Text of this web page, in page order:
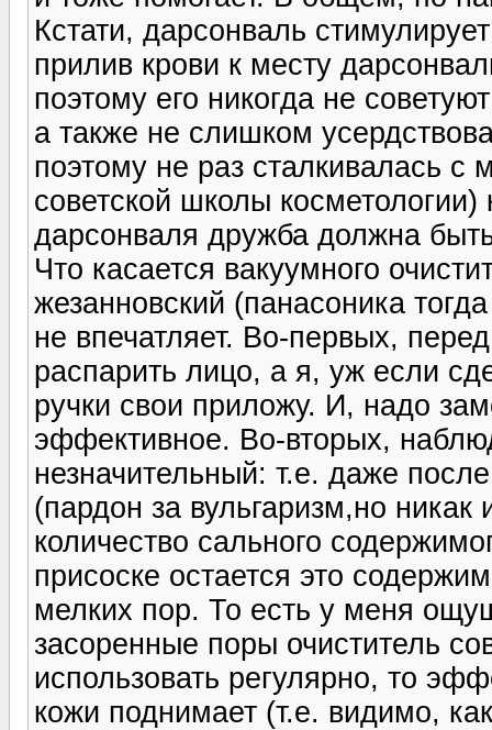
Кстати, дарсонваль
прилив крови к месту
поэтому его никогда не
а также не слишком
поэтому не раз сталкивалась
советской школы
дарсонваля дружба должна
Что касается вакуумного
жезанновский (панасоника
не впечатляет. Во-первых,
распарить лицо, а я, уж если
ручки свои приложу. И, надо
эффективное. Во-вторых,
незначительный: т.е. даже
(пардон за вульгаризм,но
количество сального
присоске остается это
мелких пор. То есть у меня
засоренные поры очиститель
использовать регулярно, то
кожи поднимает (т.е. видимо,